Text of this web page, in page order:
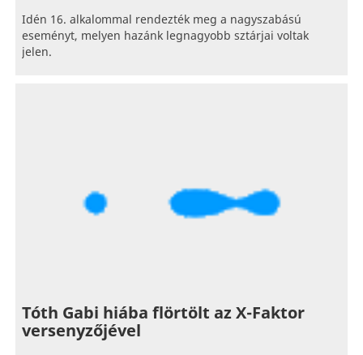
Idén 16. alkalommal rendezték meg a nagyszabású
eseményt, melyen hazánk legnagyobb sztárjai voltak
jelen.
Tóth Gabi hiába flörtölt az X-Faktor
versenyzőjével